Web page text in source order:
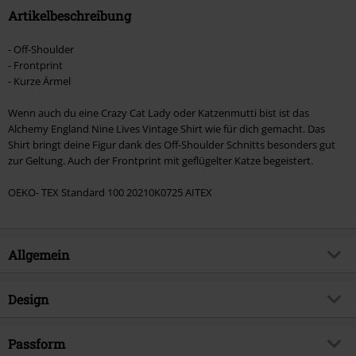
Artikelbeschreibung
- Off-Shoulder
- Frontprint
- Kurze Ärmel
Wenn auch du eine Crazy Cat Lady oder Katzenmutti bist ist das
Alchemy England Nine Lives Vintage Shirt wie für dich gemacht. Das
Shirt bringt deine Figur dank des Off-Shoulder Schnitts besonders gut
zur Geltung. Auch der Frontprint mit geflügelter Katze begeistert.
OEKO- TEX Standard 100 20210K0725 AITEX
Allgemein
Artikelnummer:
Brand
Design
Produkt-Typ
Passform